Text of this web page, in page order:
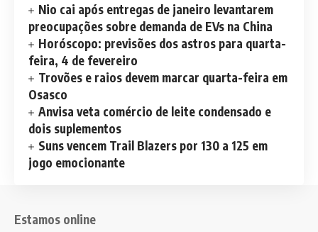
Nio cai após entregas de janeiro levantarem
preocupações sobre demanda de EVs na China
Horóscopo: previsões dos astros para quarta-
feira, 4 de fevereiro
Trovões e raios devem marcar quarta-feira em
Osasco
Anvisa veta comércio de leite condensado e
dois suplementos
Suns vencem Trail Blazers por 130 a 125 em
jogo emocionante
Estamos online